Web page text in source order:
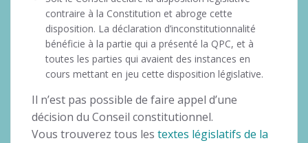
contraire à la Constitution et abroge cette
disposition. La déclaration d’inconstitutionnalité
bénéficie à la partie qui a présenté la QPC, et à
toutes les parties qui avaient des instances en
cours mettant en jeu cette disposition législative.
Il n’est pas possible de faire appel d’une
décision du Conseil constitutionnel.
Vous trouverez tous les textes législatifs de la